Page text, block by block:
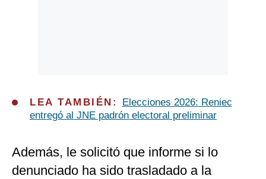
LEA TAMBIÉN:
Elecciones 2026: Reniec
entregó al JNE padrón electoral preliminar
Además, le solicitó que informe si lo
denunciado ha sido trasladado a la